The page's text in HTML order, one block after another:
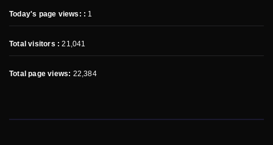
Today's page views: : 1
Total visitors :21,041
Total page views: 22,384